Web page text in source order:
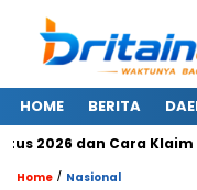
HOME BERITA
dan Cara Klaim
Home / Nasional